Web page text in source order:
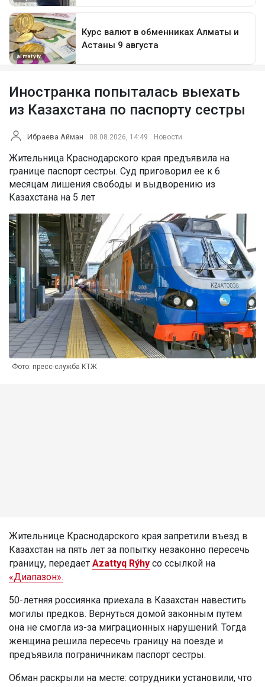
Иностранка попыталась выехать
из Казахстана по паспорту сестры
Ибраева Айман 08.08.2026, 14:49 Новости
Жительница Краснодарского края предъявила на
границе паспорт сестры. Суд приговорил ее к 6
месяцам лишения свободы и выдворению из
Казахстана на 5 лет
Фото: пресс-служба КТЖ
Жительнице Краснодарского края запретили въезд в
Казахстан на пять лет за попытку незаконно пересечь
границу, передает Azattyq Rýhy со ссылкой на
«Диапазон».
50-летняя россиянка приехала в Казахстан навестить
могилы предков. Вернуться домой законным путем
она не смогла из-за миграционных нарушений. Тогда
женщина решила пересечь границу на поезде и
предъявила пограничникам паспорт сестры.
Обман раскрыли на месте: сотрудники установили, что